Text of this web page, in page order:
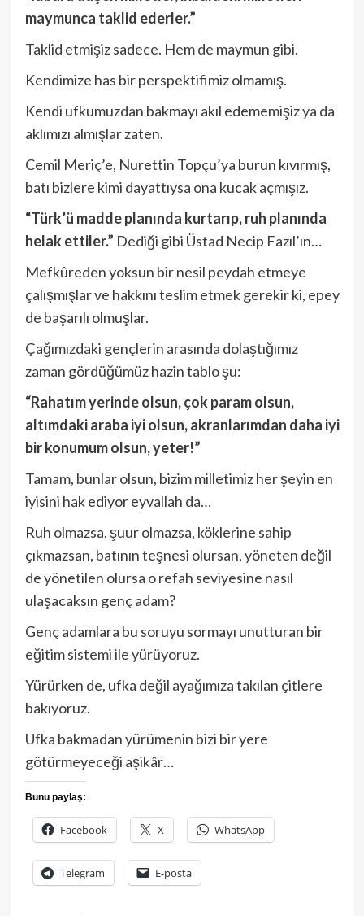
maymunca taklid ederler.”
Taklid etmişiz sadece. Hem de maymun gibi.
Kendimize has bir perspektifimiz olmamış.
Kendi ufkumuzdan bakmayı akıl edememişiz ya da
aklımızı almışlar zaten.
Cemil Meriç’e, Nurettin Topçu’ya burun kıvırmış,
batı bizlere kimi dayattıysa ona kucak açmışız.
“Türk’ü madde planında kurtarıp, ruh planında
helak ettiler.” Dediği gibi Üstad Necip Fazıl’ın…
Mefkûreden yoksun bir nesil peydah etmeye
çalışmışlar ve hakkını teslim etmek gerekir ki, epey
de başarılı olmuşlar.
Çağımızdaki gençlerin arasında dolaştığımız
zaman gördüğümüz hazin tablo şu:
“Rahatım yerinde olsun, çok param olsun,
altımdaki araba iyi olsun, akranlarımdan daha iyi
bir konumum olsun, yeter!”
Tamam, bunlar olsun, bizim milletimiz her şeyin en
iyisini hak ediyor eyvallah da…
Ruh olmazsa, şuur olmazsa, köklerine sahip
çıkmazsan, batının teşnesi olursan, yöneten değil
de yönetilen olursa o refah seviyesine nasıl
ulaşacaksın genç adam?
Genç adamlara bu soruyu sormayı unutturan bir
eğitim sistemi ile yürüyoruz.
Yürürken de, ufka değil ayağımıza takılan çitlere
bakıyoruz.
Ufka bakmadan yürümenin bizi bir yere
götürmeyeceği aşikâr…
Bunu paylaş:
Facebook X WhatsApp
Telegram E-posta